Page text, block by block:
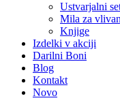
Ustvarjalni
Mila za
Knjige
Izdelki v akciji
Darilni Boni
Blog
Kontakt
Novo